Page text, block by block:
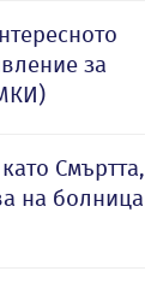
за
Смъртта,
на болница